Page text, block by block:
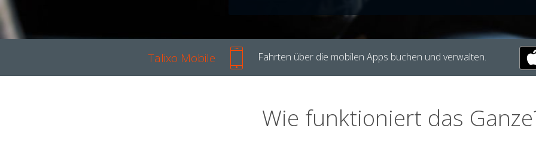
Talixo Mobile Fahrten über die mobilen Apps buchen und verwalten.
Wie funktioniert das